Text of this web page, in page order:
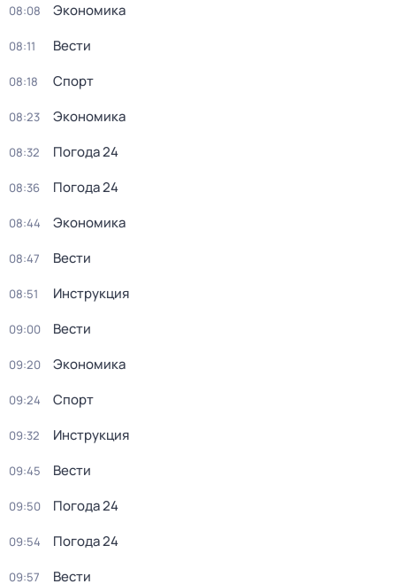
08:08 Экономика
08:11 Вести
08:18 Спорт
08:23 Экономика
08:32 Погода 24
08:36 Погода 24
08:44 Экономика
08:47 Вести
08:51 Инструкция
09:00 Вести
09:20 Экономика
09:24 Спорт
09:32 Инструкция
09:45 Вести
09:50 Погода 24
09:54 Погода 24
09:57 Вести